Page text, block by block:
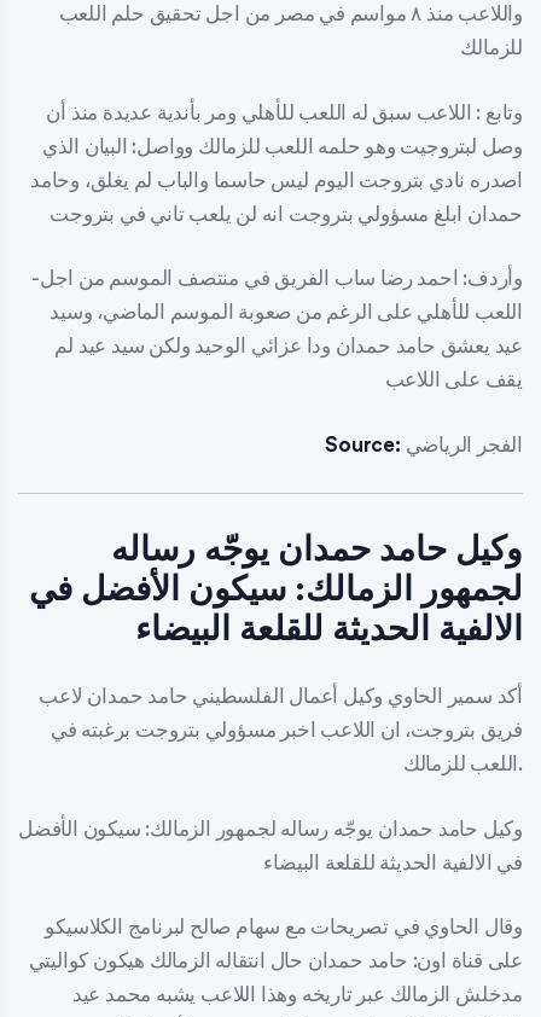
واللاعب منذ ٨ مواسم في مصر من اجل تحقيق حلم اللعب
للزمالك
وتابع : اللاعب سبق له اللعب للأهلي ومر بأندية عديدة منذ أن
وصل لبتروجيت وهو حلمه اللعب للزمالك وواصل: البيان الذي
اصدره نادي بتروجت اليوم ليس حاسما والباب لم يغلق، وحامد
حمدان ابلغ مسؤولي بتروجت انه لن يلعب تاني في بتروجت
-وأردف: احمد رضا ساب الفريق في منتصف الموسم من اجل
اللعب للأهلي على الرغم من صعوبة الموسم الماضي، وسيد
عيد يعشق حامد حمدان ودا عزائي الوحيد ولكن سيد عيد لم
يقف على اللاعب
Source: الفجر الرياضي
وكيل حامد حمدان يوجّه رساله
لجمهور الزمالك: سيكون الأفضل في
الالفية الحديثة للقلعة البيضاء
أكد سمير الحاوي وكيل أعمال الفلسطيني حامد حمدان لاعب
فريق بتروجت، ان اللاعب اخبر مسؤولي بتروجت برغبته في
اللعب للزمالك.
وكيل حامد حمدان يوجّه رساله لجمهور الزمالك: سيكون الأفضل
في الالفية الحديثة للقلعة البيضاء
وقال الحاوي في تصريحات مع سهام صالح لبرنامج الكلاسيكو
على قناة اون: حامد حمدان حال انتقاله الزمالك هيكون كواليتي
مدخلش الزمالك عبر تاريخه وهذا اللاعب يشبه محمد عيد